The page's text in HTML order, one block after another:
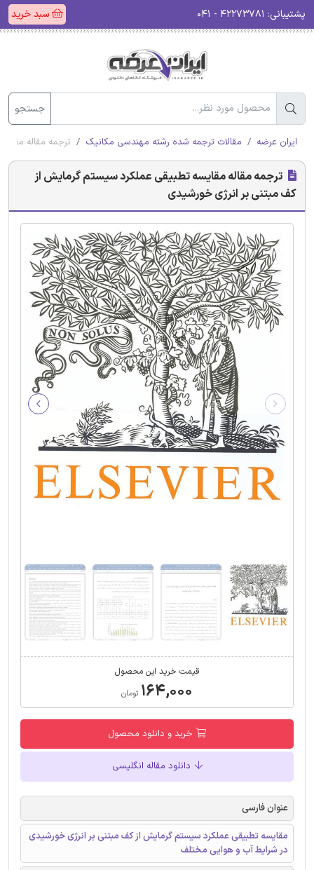
پشتیبانی: سبد خرید
جستجو
ایران عرضه مقالات ترجمه شده رشته مهندسی مکانیک ترجمه مقاله
ترجمه مقاله مقایسه تطبیقی عملکرد سیستم گرمایش از
کف مبتنی بر انرژی خورشیدی
قیمت خرید این محصول
۱۶۴,۰۰۰ تومان
خرید و دانلود محصول
دانلود مقاله انگلیسی
عنوان فارسی
مقایسه تطبیقی عملکرد سیستم گرمایش از کف مبتنی بر انرژی خورشیدی
در شرایط آب و هوایی مختلف